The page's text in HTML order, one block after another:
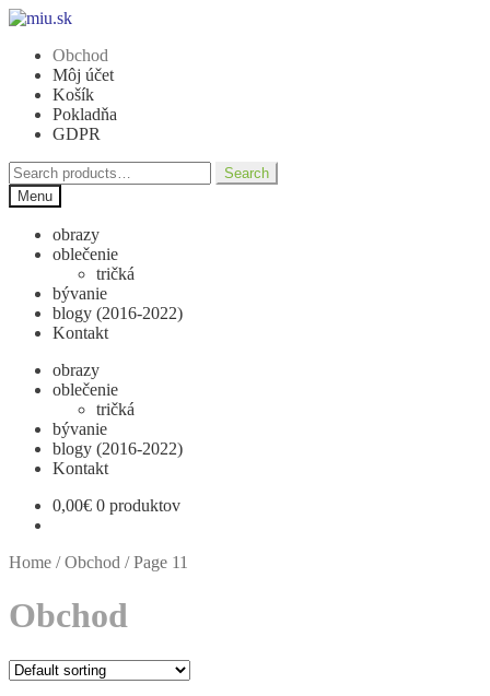
Preskočiť
navigáciu
Preskočiť
obsah
Obchod
Môj účet
Košík
Pokladňa
GDPR
Search
for:
Search
Menu
obrazy
oblečenie
tričká
bývanie
blogy (2016-2022)
Kontakt
obrazy
oblečenie
tričká
bývanie
blogy (2016-2022)
Kontakt
0,00€ 0 produktov
Home /Obchod /Page 11
Obchod